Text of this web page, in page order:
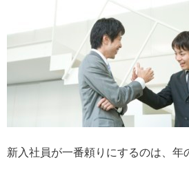
新入社員が一番頼りにするのは、年